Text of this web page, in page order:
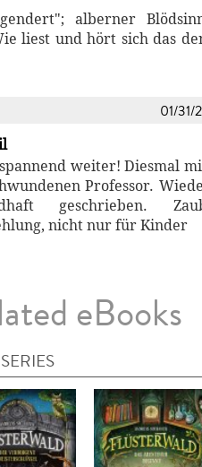
alberner
liest und hört sich das
01/31/
weiter! Diesmal
Professor.
geschrieben.
nicht nur für Kinder
eBooks